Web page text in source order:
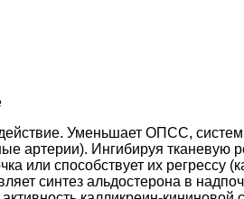
Уменьшает ОПСС,
артерии). Ингибируя тканевую
или способствует их регрессу
синтез альдостерона в